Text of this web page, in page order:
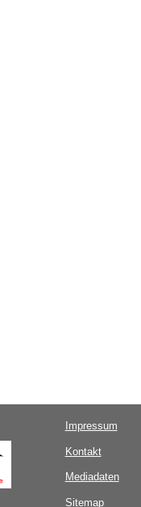
Impressum
Kontakt
Mediadaten
Sitemap